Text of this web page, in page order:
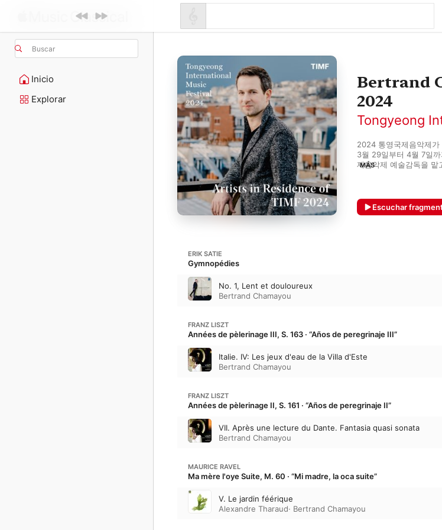
Buscar
Inicio
Explorar
Bertrand
2024
Tongyeong
2024 통영국제음악제
3월 29일부터 4월 7일
제음악제 예술감독을 맡
던스 연주자로 참여한다.
MÁS
Escuchar
ERIK SATIE
Gymnopédies
No. 1, Lent et douloureux
Bertrand Chamayou
FRANZ LISZT
Années de pèlerinage III, S. 163 · “Años de peregrinaje III”
Italie. IV: Les jeux d'eau de la Villa d'Este
Bertrand Chamayou
FRANZ LISZT
Années de pèlerinage II, S. 161 · “Años de peregrinaje II”
VII. Après une lecture du Dante. Fantasia quasi sonata
Bertrand Chamayou
MAURICE RAVEL
Ma mère l'oye Suite, M. 60 · “Mi madre, la oca suite”
V. Le jardin féérique
Alexandre Tharaud· Bertrand Chamayou